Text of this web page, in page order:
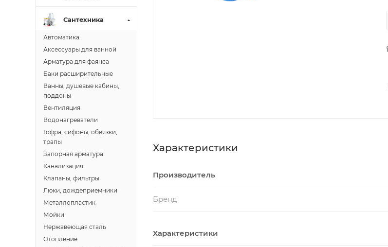
Характеристики
Производитель
Бренд
Характеристики
Сантехника
Автоматика
Аксессуары для ванной
Арматура для фаянса
Баки расширительные
Ванны, душевые кабины,
поддоны
Вентиляция
Водонагреватели
Гофра, сифоны, обвязки,
трапы
Запорная арматура
Канализация
Клапаны, фильтры
Люки, дождеприемники
Металлопластик
Мойки
Нержавеющая сталь
Отопление